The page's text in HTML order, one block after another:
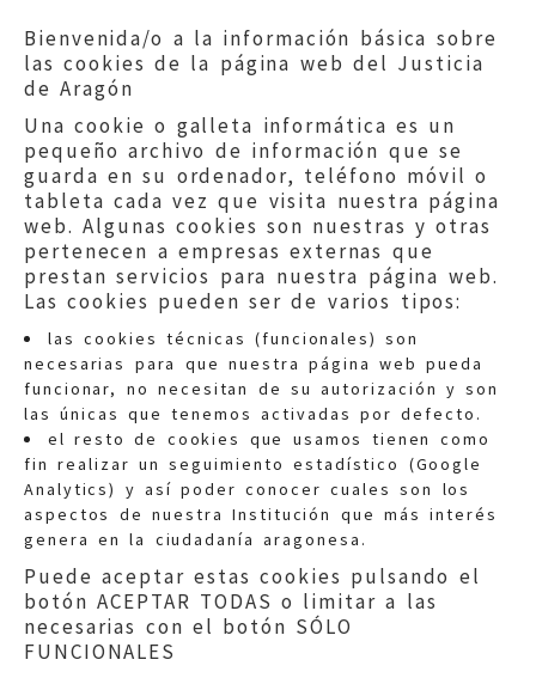
Bienvenida/o a la información básica sobre
las cookies de la página web del Justicia
de Aragón
Una cookie o galleta informática es un
pequeño archivo de información que se
guarda en su ordenador, teléfono móvil o
tableta cada vez que visita nuestra página
web. Algunas cookies son nuestras y otras
pertenecen a empresas externas que
prestan servicios para nuestra página web.
Las cookies pueden ser de varios tipos:
las cookies técnicas (funcionales) son
necesarias para que nuestra página web pueda
funcionar, no necesitan de su autorización y son
las únicas que tenemos activadas por defecto.
el resto de cookies que usamos tienen como
fin realizar un seguimiento estadístico (Google
Analytics) y así poder conocer cuales son los
aspectos de nuestra Institución que más interés
genera en la ciudadanía aragonesa.
Puede aceptar estas cookies pulsando el
botón ACEPTAR TODAS o limitar a las
necesarias con el botón SÓLO
FUNCIONALES
ACCEDE A LA SUGERENCIA COMPLETA
Quejas:quejas@eljusticiadearagon.es
Información general:
informacion@eljusticiadearagon.es
Teléfonos:900 210 210/